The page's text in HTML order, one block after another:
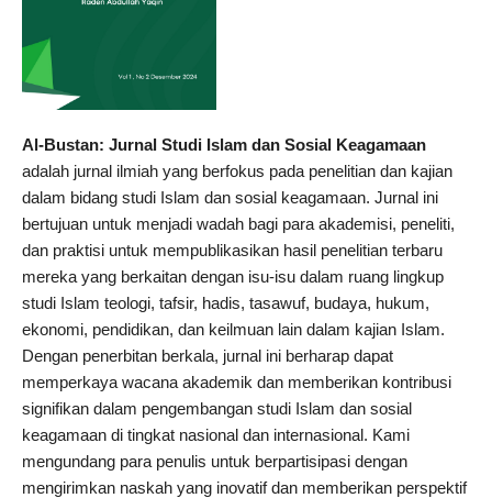
Al-Bustan: Jurnal Studi Islam dan Sosial Keagamaan
adalah jurnal ilmiah yang berfokus pada penelitian dan kajian
dalam bidang studi Islam dan sosial keagamaan. Jurnal ini
bertujuan untuk menjadi wadah bagi para akademisi, peneliti,
dan praktisi untuk mempublikasikan hasil penelitian terbaru
mereka yang berkaitan dengan isu-isu dalam ruang lingkup
studi Islam teologi, tafsir, hadis, tasawuf, budaya, hukum,
ekonomi, pendidikan, dan keilmuan lain dalam kajian Islam.
Dengan penerbitan berkala, jurnal ini berharap dapat
memperkaya wacana akademik dan memberikan kontribusi
signifikan dalam pengembangan studi Islam dan sosial
keagamaan di tingkat nasional dan internasional. Kami
mengundang para penulis untuk berpartisipasi dengan
mengirimkan naskah yang inovatif dan memberikan perspektif